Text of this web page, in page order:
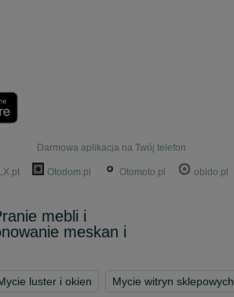
Darmowa aplikacja na Twój telefon
Otodom.pl Otomoto.pl
obido.pl
mebli i
meskan i
luster i okien Mycie witryn sklepowych